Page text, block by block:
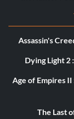
Assassin's
Dying Light 2
Age of Empires
The Last